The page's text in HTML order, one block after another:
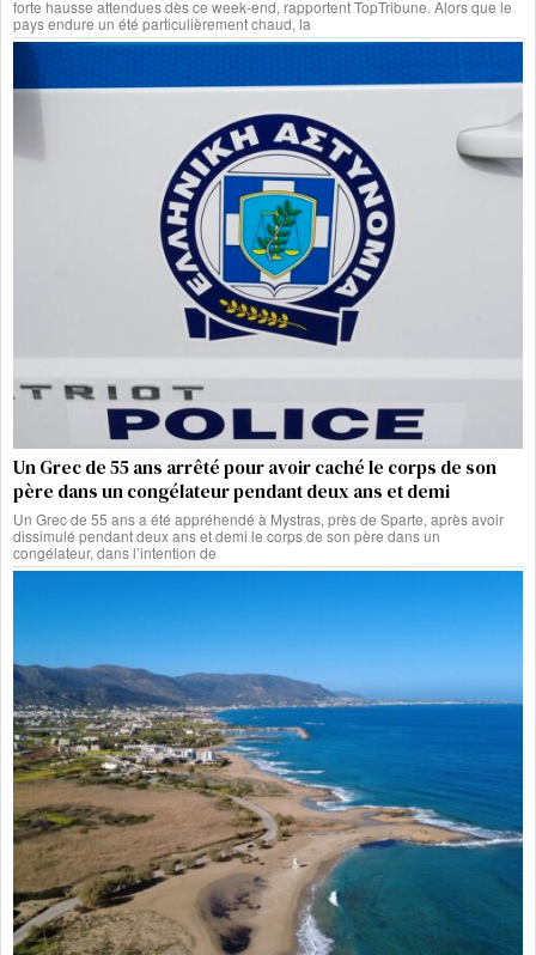
forte hausse attendues dès ce week-end, rapportent TopTribune. Alors que le
pays endure un été particulièrement chaud, la
Un Grec de 55 ans arrêté pour avoir caché le corps de son
père dans un congélateur pendant deux ans et demi
Un Grec de 55 ans a été appréhendé à Mystras, près de Sparte, après avoir
dissimulé pendant deux ans et demi le corps de son père dans un
congélateur, dans l’intention de